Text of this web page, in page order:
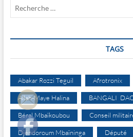
mort
TAGS
Abakar Rozzi Teguil Afrotronix
Allah-Maye Halina BANGALI
Béral Mbaïkoubou Conseil
Djéndoroum Mbaïninga Député